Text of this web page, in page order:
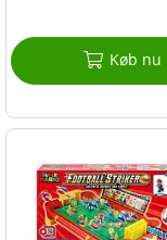
Køb nu